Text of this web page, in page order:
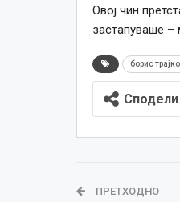
Овој чин
застапуваше –
борис
Сподели
ПРЕТХОДНО